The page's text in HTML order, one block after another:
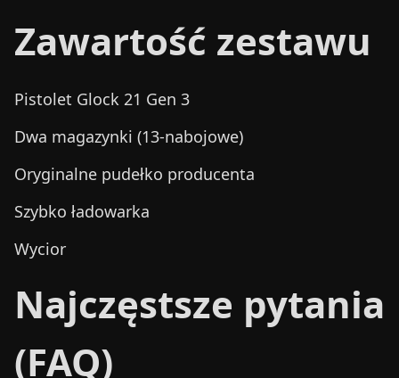
Zawartość zestawu
Pistolet Glock 21 Gen 3
Dwa magazynki (13-nabojowe)
Oryginalne pudełko producenta
Szybko ładowarka
Wycior
Najczęstsze pytania
(FAQ)